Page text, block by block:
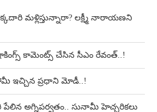
మళ్లిస్తున్నారా? లక్ష్మీ నారాయణని
కామెంట్స్ చేసిన సీఎం రేవంత్..!
ఇచ్చిన ప్రధాని మోడీ..!
పేలిన అగ్నిపర్వతం.. సునామీ హెచ్చరికలు